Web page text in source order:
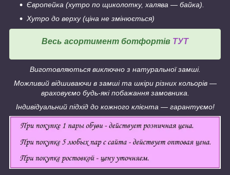
Європейка (хутро по щиколотку, халява ― байка).
Хутро до верху (ціна не змінюється)
Весь асортимент ботфортів ТУТ
Виготовляються виключно з натуральної замші.
Можливий відшиваючи в замші та шкіри різних кольорів ―
враховуємо будь-які побажання замовника.
Індивідуальний підхід до кожного клієнта ― гарантуємо!